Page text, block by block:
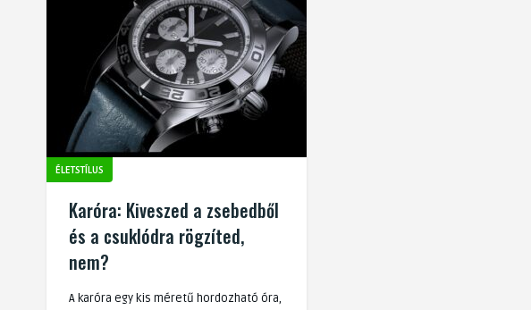
ÉLETSTÍLUS
Karóra: Kiveszed a zsebedből
és a csuklódra rögzíted,
nem?
A karóra egy kis méretű hordozható óra,